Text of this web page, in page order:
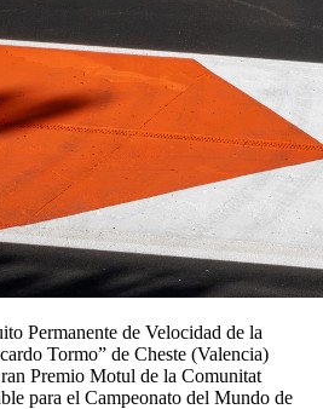
Permanente de Velocidad de la
Tormo” de Cheste (Valencia)
Premio Motul de la Comunitat
para el Campeonato del Mundo de